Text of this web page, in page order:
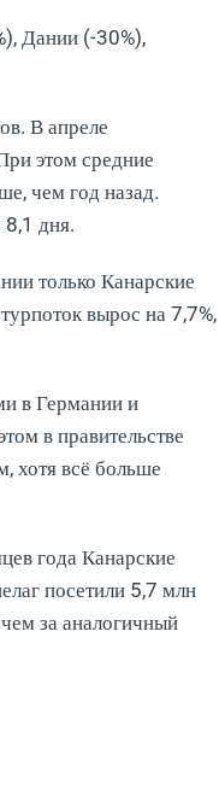
Дании (-30%),
В апреле
этом средние
чем год назад.
8,1 дня.
только Канарские
вырос на 7,7%,
в Германии и
в правительстве
хотя всё больше
года Канарские
посетили 5,7 млн
за аналогичный